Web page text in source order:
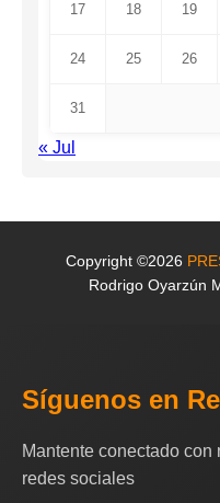
17 18 19
24 25 26
31
« Jul
Copyright ©2026
Rodrigo Oyarzún
Síguenos en
Mantente conectado
redes sociales